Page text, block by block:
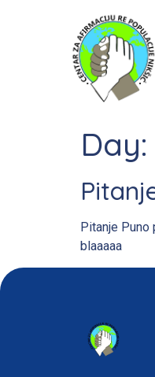
Day:
Pitanje
blaaaaa